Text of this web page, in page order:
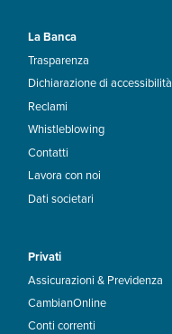
La Banca
Trasparenza
Dichiarazione di accessibilità
Reclami
Whistleblowing
Contatti
Lavora con noi
Dati societari
Privati
Assicurazioni & Previdenza
CambianOnline
Conti correnti